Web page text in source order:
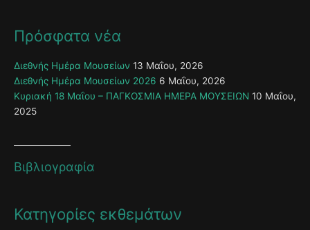
Πρόσφατα νέα
Διεθνής Ημέρα Μουσείων 13 Μαΐου, 2026
Διεθνής Ημέρα Μουσείων 2026 6 Μαΐου, 2026
Κυριακή 18 Μαΐου – ΠΑΓΚΟΣΜΙΑ ΗΜΕΡΑ ΜΟΥΣΕΙΩΝ 10 Μαΐου,
2025
Βιβλιογραφία
Κατηγορίες εκθεμάτων